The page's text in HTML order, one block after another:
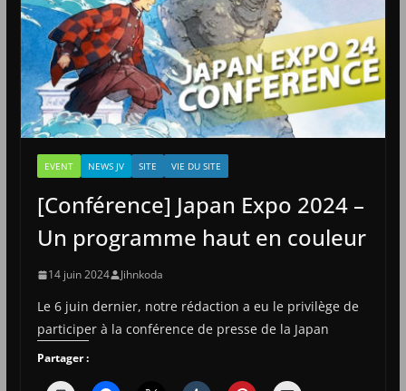
EVENT NEWS JV SITE VIE DU SITE
[Conférence] Japan Expo 2024 –
Un programme haut en couleur
14 juin 2024 Jihnkoda
Le 6 juin dernier, notre rédaction a eu le privilège de
participer à la conférence de presse de la Japan
Partager :